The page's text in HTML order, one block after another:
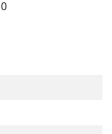
een